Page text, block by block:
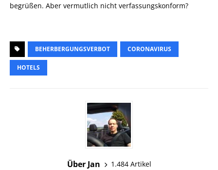
begrüßen. Aber vermutlich nicht verfassungskonform?
BEHERBERGUNGSVERBOT CORONAVIRUS
HOTELS
Über Jan
1.484 Artikel